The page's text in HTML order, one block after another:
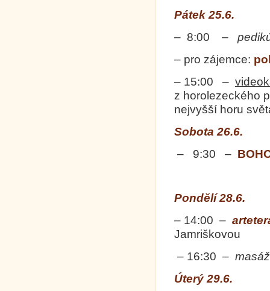
Pátek 25.6.
– 8:00 –
– pro zájemce:
– 15:00 –
z horolezeckého
nejvyšší horu
Sobota 26.6.
– 9:30 –
Pondělí 28.6.
– 14:00 –
Jamriškovou
– 16:30 –
Úterý 29.6.